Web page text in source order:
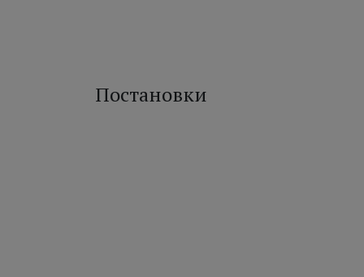
Постановки